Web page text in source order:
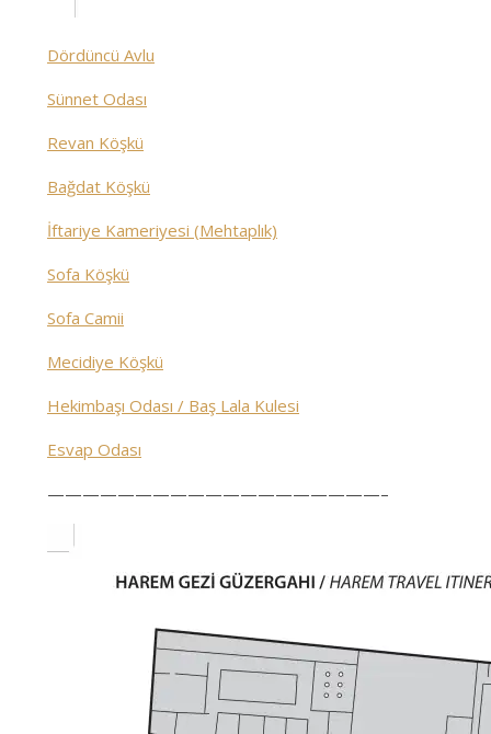
Dördüncü Avlu
Sünnet Odası
Revan Köşkü
Bağdat Köşkü
İftariye Kameriyesi (Mehtaplık)
Sofa Köşkü
Sofa Camii
Mecidiye Köşkü
Hekimbaşı Odası / Baş Lala Kulesi
Esvap Odası
———————————————————–